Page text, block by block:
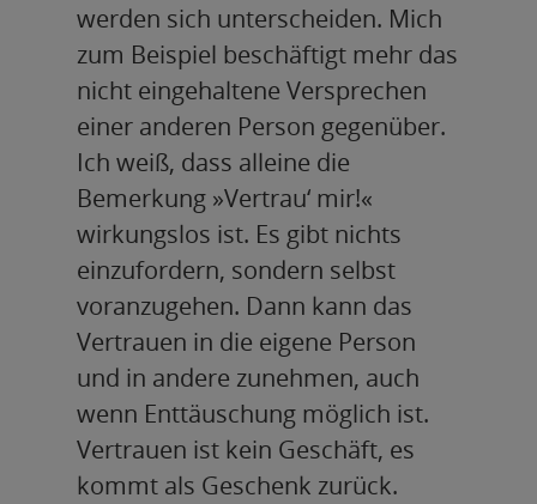
werden sich unterscheiden. Mich
zum Beispiel beschäftigt mehr das
nicht eingehaltene Versprechen
einer anderen Person gegenüber.
Ich weiß, dass alleine die
Bemerkung »Vertrau‘ mir!«
wirkungslos ist. Es gibt nichts
einzufordern, sondern selbst
voranzugehen. Dann kann das
Vertrauen in die eigene Person
und in andere zunehmen, auch
wenn Enttäuschung möglich ist.
Vertrauen ist kein Geschäft, es
kommt als Geschenk zurück.